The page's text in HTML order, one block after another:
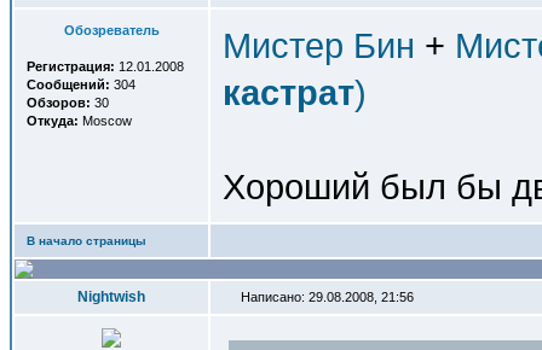
Обозреватель
Регистрация: 12.01.2008
Сообщений: 304
Обзоров: 30
Откуда: Moscow
Мистер Бин +
кастрат)
Хороший был бы
В начало страницы
Nightwish Написано: 29.08.2008, 21:56